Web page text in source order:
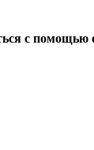
с помощью